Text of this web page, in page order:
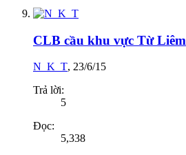
CLB cầu khu vực Từ Liêm
N_K_T, 23/6/15
Trả lời:
5
Đọc:
5,338